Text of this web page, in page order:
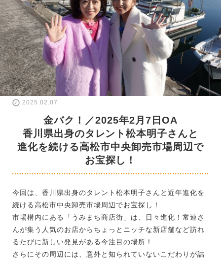
2025.02.07
金バク！／2025年2月7日OA
香川県出身のタレント松本明子さんと
進化を続ける高松市中央卸売市場周辺で
お宝探し！
今回は、香川県出身のタレント松本明子さんと近年進化を
続ける高松市中央卸売市場周辺でお宝探し！
市場構内にある「うみまち商店街」は、日々進化！常連さ
んが集う人気のお店からちょっとニッチな新店舗など訪れ
るたびに新しい発見がある今注目の場所！
さらにその周辺には、意外と知られていないこだわりが詰